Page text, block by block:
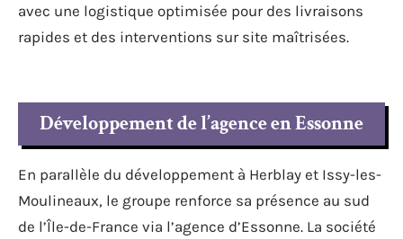
avec une logistique optimisée pour des livraisons
rapides et des interventions sur site maîtrisées.
Développement de l’agence en Essonne
En parallèle du développement à Herblay et Issy-les-
Moulineaux, le groupe renforce sa présence au sud
de l’Île-de-France via l’agence d’Essonne. La société